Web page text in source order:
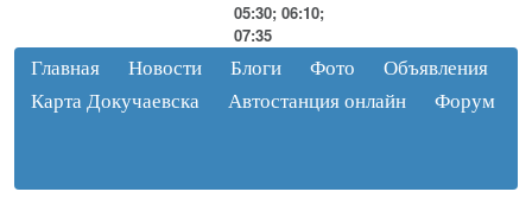
05:30; 06:10;
07:35
Главная Новости Блоги Фото
Объявления
Карта Докучаевска
Автостанция онлайн Форум